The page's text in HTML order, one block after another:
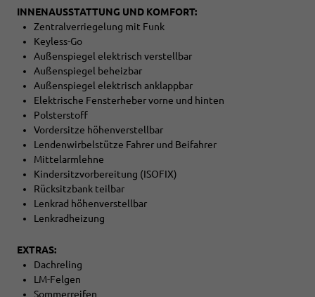
INNENAUSSTATTUNG UND KOMFORT:
Zentralverriegelung mit Funk
Keyless-Go
Außenspiegel elektrisch verstellbar
Außenspiegel beheizbar
Außenspiegel elektrisch anklappbar
Elektrische Fensterheber vorne und hinten
Polsterstoff
Vordersitze höhenverstellbar
Lendenwirbelstütze Fahrer und Beifahrer
Mittelarmlehne
Kindersitzvorbereitung (ISOFIX)
Rücksitzbank teilbar
Lenkrad höhenverstellbar
Lenkradheizung
EXTRAS:
Dachreling
LM-Felgen
Sommerreifen